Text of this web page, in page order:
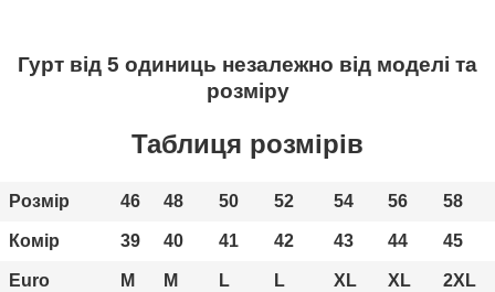
Гурт від 5 одиниць незалежно від моделі та
розміру
Таблиця розмірів
Розмір 46 48 50 52 54 56 58
Комір 39 40 41 42 43 44 45
Euro М М L L XL XL 2XL